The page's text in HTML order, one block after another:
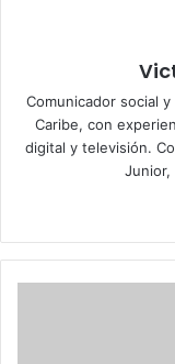
Comunicador social
Caribe, con
digital y televisión.
Junior,